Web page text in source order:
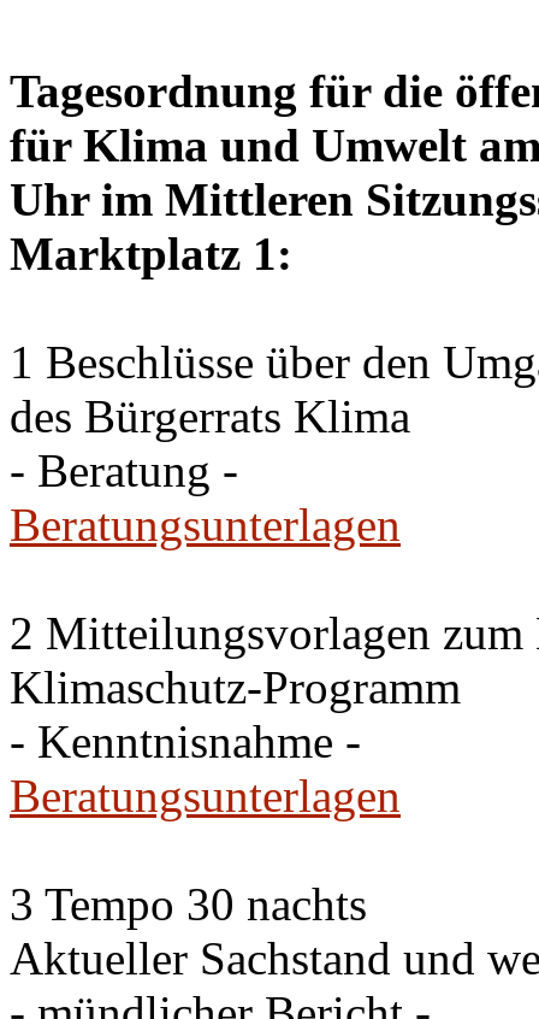
Tagesordnung für die
für Klima und Umwelt
Uhr im Mittleren
Marktplatz 1:
1 Beschlüsse über den
des Bürgerrats Klima
- Beratung -
Beratungsunterlagen
2 Mitteilungsvorlagen zum
Klimaschutz-Programm
- Kenntnisnahme -
Beratungsunterlagen
3 Tempo 30 nachts
Aktueller Sachstand und